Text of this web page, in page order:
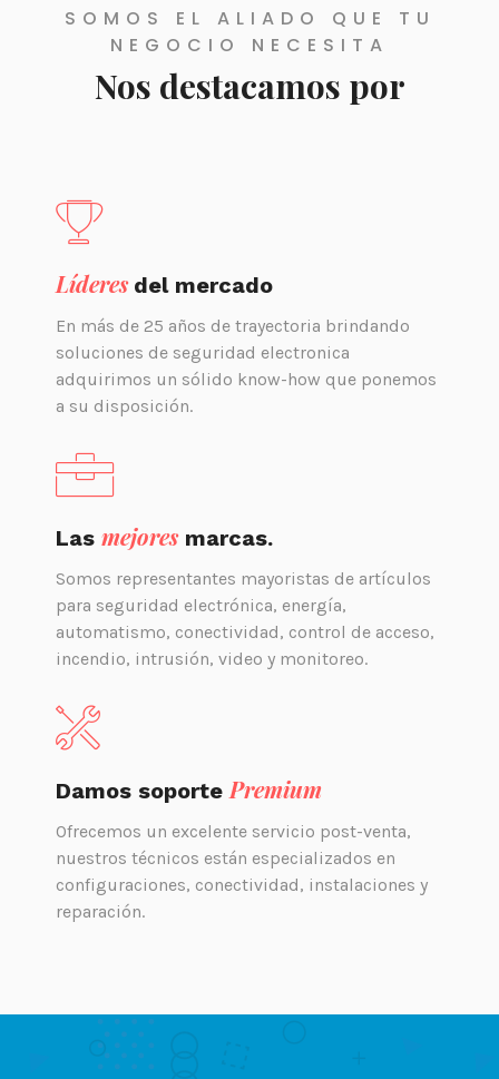
SOMOS EL ALIADO QUE TU
NEGOCIO NECESITA
Nos destacamos por
Líderes del mercado
En más de 25 años de trayectoria brindando
soluciones de seguridad electronica
adquirimos un sólido know-how que ponemos
a su disposición.
Las mejoresmarcas.
Somos representantes mayoristas de artículos
para seguridad electrónica, energía,
automatismo, conectividad, control de acceso,
incendio, intrusión, video y monitoreo.
Damos soportePremium
Ofrecemos un excelente servicio post-venta,
nuestros técnicos están especializados en
configuraciones, conectividad, instalaciones y
reparación.